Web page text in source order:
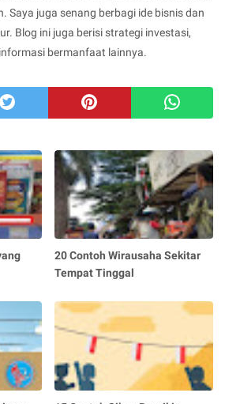
Saya juga senang berbagi ide bisnis dan
Blog ini juga berisi strategi investasi,
bermanfaat lainnya.
20 Contoh Wirausaha Sekitar
Tempat Tinggal